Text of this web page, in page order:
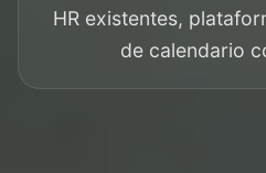
HR existentes,
de calendario